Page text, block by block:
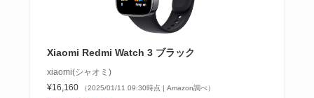
Xiaomi Redmi Watch 3 ブラック
xiaomi(シャオミ)
¥16,160
（2025/01/11 09:30時点 | Amazon調べ）